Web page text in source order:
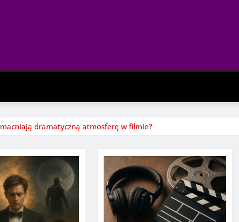
dramatyczną atmosferę w filmie?